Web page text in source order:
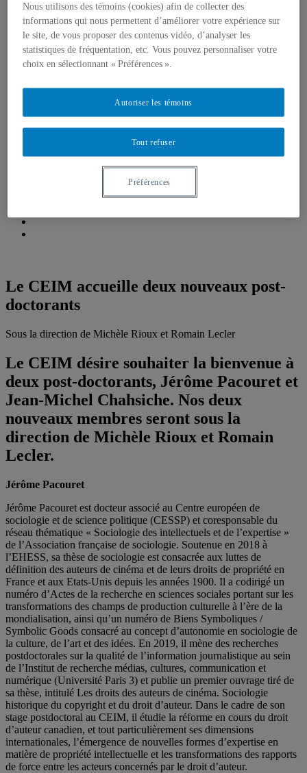
Emplois, bourses et stages
Formations, simulations et Écoles d’été
Think Tank
Centre de réflexion de l’IEIM
Récentes réalisations
Regards de l’IEIM
Comité scientifique
Le CEIM accueille deux nouveaux post-
doctorants
Sous la direction de Michèle Rioux et Romain Lecler
Le CEIM désire souhaiter la bienvenue à
deux post-doctorants, Jérôme Pacouret et
Jean-Michel Chahsiche. Nos deux
nouveaux membres seront sous la
direction de Michèle Rioux et Romain
Lecler.
Jérôme Pacouret
Jérôme Pacouret est docteur associé au Centre européen de
sociologie et de science politique (CESSP) et coresponsable du
réseau thématique « Sociologie des intellectuels et de l’expertise »
de l’Association française de sociologie. Soutenue en 2018 à
l’EHESS, sa thèse de sociologie est consacrée aux luttes de
définition des auteurs de cinéma et de leurs droits de propriété en
France et aux Etats-Unis depuis les années 1900. Il a codirigé un
numéro d’Actes de la recherche en sciences sociales portant sur les
transformations des champs de production culturelle à l’ère de la
mondialisation, ainsi qu’un numéro de Biens Symboliques /
Symbolic Goods consacré au concept d’autonomie en sociologie de
la culture, de l’art et des idées. En 2019, il mène des recherches
postdoctorales sur la qualité de l’information journalistique au sein
de l’Institut de recherche médias, cultures, communication et
numérique (Université Paris 3) et publie un premier ouvrage tiré de
sa thèse, intitulé Les droits des auteurs de cinéma. Sociologie
historique du copyright et du droit d’auteur. Dans le cadre de son
stage postdoctoral au CEIM, il étudie la réforme en cours du droit
d’auteur canadien, et tout particulièrement ses dimensions
internationales, l’émergence de nouvelles formes d’expertise en
matière de propriété intellectuelle et les transformations des rapports
de force entre les acteurs concernés par le droit d’auteur.
Nous utilisons des témoins (cookies) afin de collecter des
informations qui nous permettent d’améliorer votre expérience sur
le site, de vous proposer des contenus vidéo, d’analyser les
statistiques de fréquentation, etc. Vous pouvez personnaliser votre
choix en sélectionnant « Préférences ».
Tout refuser
Autoriser les témoins
Préférences